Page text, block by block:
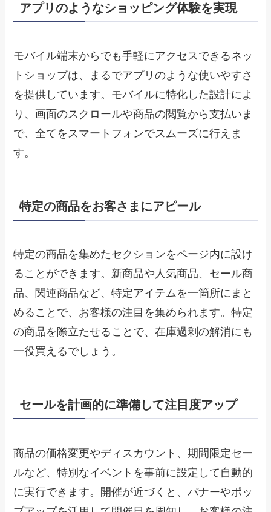
アプリのようなショッピング体験を実現
モバイル端末からでも手軽にアクセスできるネッ
トショップは、まるでアプリのような使いやすさ
を提供しています。モバイルに特化した設計によ
り、画面のスクロールや商品の閲覧から支払いま
で、全てをスマートフォンでスムーズに行えま
す。
特定の商品をお客さまにアピール
特定の商品を集めたセクションをページ内に設け
ることができます。新商品や人気商品、セール商
品、関連商品など、特定アイテムを一箇所にまと
めることで、お客様の注目を集められます。特定
の商品を際立たせることで、在庫過剰の解消にも
一役買えるでしょう。
セールを計画的に準備して注目度アップ
商品の価格変更やディスカウント、期間限定セー
ルなど、特別なイベントを事前に設定して自動的
に実行できます。開催が近づくと、バナーやポッ